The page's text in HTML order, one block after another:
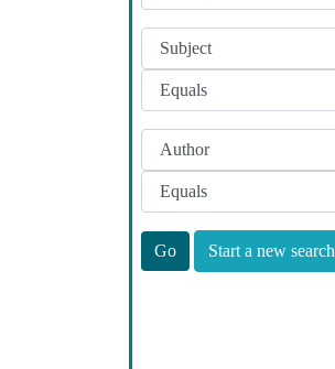
Start a new search